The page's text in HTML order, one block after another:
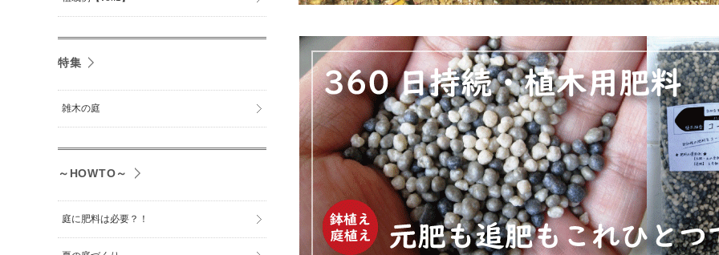
特集
雑木の庭
～HOWTO～
庭に肥料は必要？！